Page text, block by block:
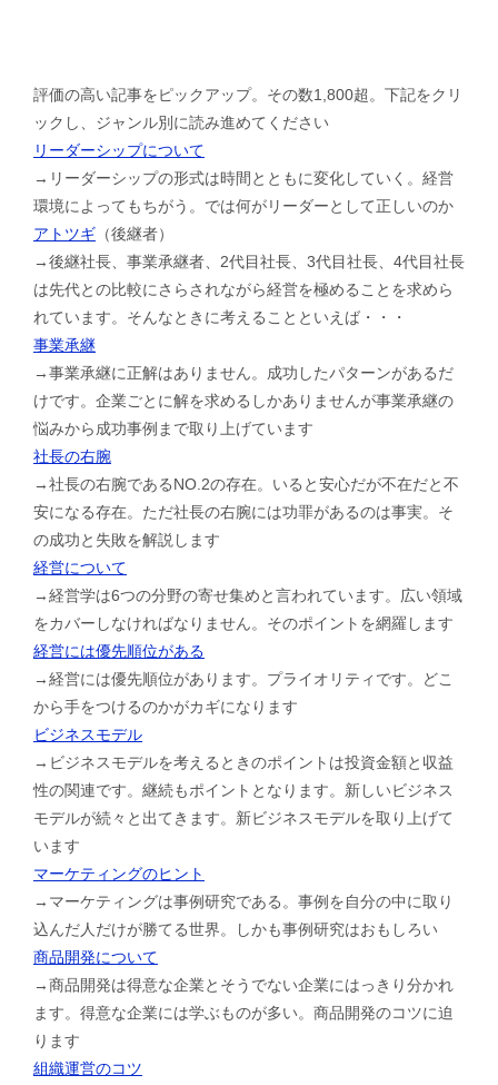
評価の高い記事をピックアップ。その数1,800超。下記をクリ
ックし、ジャンル別に読み進めてください
リーダーシップについて
→リーダーシップの形式は時間とともに変化していく。経営
環境によってもちがう。では何がリーダーとして正しいのか
アトツギ （後継者）
→後継社長、事業承継者、2代目社長、3代目社長、4代目社長
は先代との比較にさらされながら経営を極めることを求めら
れています。そんなときに考えることといえば・・・
事業承継
→事業承継に正解はありません。成功したパターンがあるだ
けです。企業ごとに解を求めるしかありませんが事業承継の
悩みから成功事例まで取り上げています
社長の右腕
→社長の右腕であるNO.2の存在。いると安心だが不在だと不
安になる存在。ただ社長の右腕には功罪があるのは事実。そ
の成功と失敗を解説します
経営について
→経営学は6つの分野の寄せ集めと言われています。広い領域
をカバーしなければなりません。そのポイントを網羅します
経営には優先順位がある
→経営には優先順位があります。プライオリティです。どこ
から手をつけるのかがカギになります
ビジネスモデル
→ビジネスモデルを考えるときのポイントは投資金額と収益
性の関連です。継続もポイントとなります。新しいビジネス
モデルが続々と出てきます。新ビジネスモデルを取り上げて
います
マーケティングのヒント
→マーケティングは事例研究である。事例を自分の中に取り
込んだ人だけが勝てる世界。しかも事例研究はおもしろい
商品開発について
→商品開発は得意な企業とそうでない企業にはっきり分かれ
ます。得意な企業には学ぶものが多い。商品開発のコツに迫
ります
組織運営のコツ